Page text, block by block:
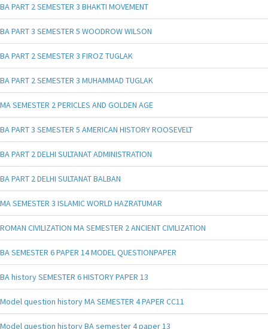
BA PART 2 SEMESTER 3 BHAKTI MOVEMENT
BA PART 3 SEMESTER 5 WOODROW WILSON
BA PART 2 SEMESTER 3 FIROZ TUGLAK
BA PART 2 SEMESTER 3 MUHAMMAD TUGLAK
MA SEMESTER 2 PERICLES AND GOLDEN AGE
BA PART 3 SEMESTER 5 AMERICAN HISTORY ROOSEVELT
BA PART 2 DELHI SULTANAT ADMINISTRATION
BA PART 2 DELHI SULTANAT BALBAN
MA SEMESTER 3 ISLAMIC WORLD HAZRATUMAR
ROMAN CIVILIZATION MA SEMESTER 2 ANCIENT CIVILIZATION
BA SEMESTER 6 PAPER 14 MODEL QUESTIONPAPER
BA history SEMESTER 6 HISTORY PAPER 13
Model question history MA SEMESTER 4 PAPER CC11
Model question history BA semester 4 paper 13